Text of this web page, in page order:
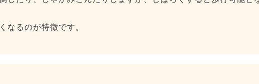
なるのが特徴です。